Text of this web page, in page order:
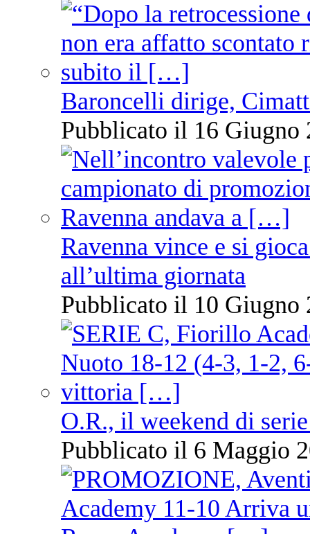
Baroncelli dirige,
Pubblicato il 16 Giugno
Ravenna vince e si
all’ultima giornata
Pubblicato il 10 Giugno
O.R., il weekend di
Pubblicato il 6 Maggio